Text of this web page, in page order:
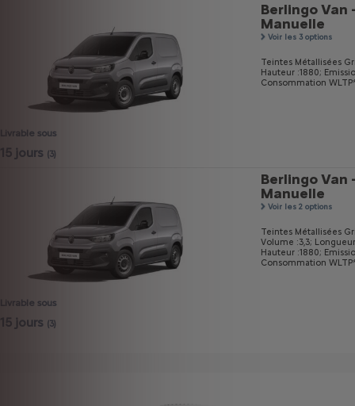
Livrable sous
15 jours (3)
Berlingo Van
Manuelle
Voir les 3 options
Teintes Métallisées
Hauteur :1880;
Consommation
Livrable sous
15 jours (3)
Berlingo Van
Manuelle
Voir les 2 options
Teintes Métallisées
Volume :3,3;
Hauteur :1880;
Consommation